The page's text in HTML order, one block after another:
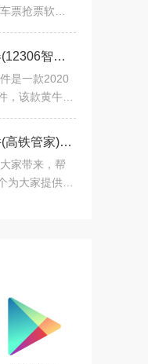
票抢票软
等功能，无需
票，赶快下
2026黄牛抢票神器(12306智行火车票)软件V10.23.8最新版
是一款2020
，该款黄牛抢
安全稳定，极
快人一
2016国庆抢票软件(高铁管家)v7.5.5 2026官方中文版
家带来，帮
为大家提供智